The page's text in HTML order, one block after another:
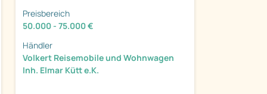
Preisbereich
50.000 - 75.000 €
Händler
Volkert Reisemobile und Wohnwagen
Inh. Elmar Kütt e.K.